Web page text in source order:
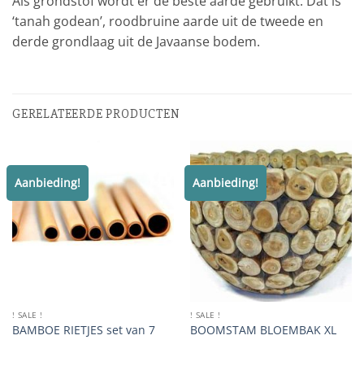
‘tanah godean’, roodbruine aarde uit de tweede en
derde grondlaag uit de Javaanse bodem.
GERELATEERDE PRODUCTEN
Aanbieding!
! SALE !
BAMBOE RIETJES set van 7
Aanbieding!
! SALE !
BOOMSTAM BLOEMBAK XL